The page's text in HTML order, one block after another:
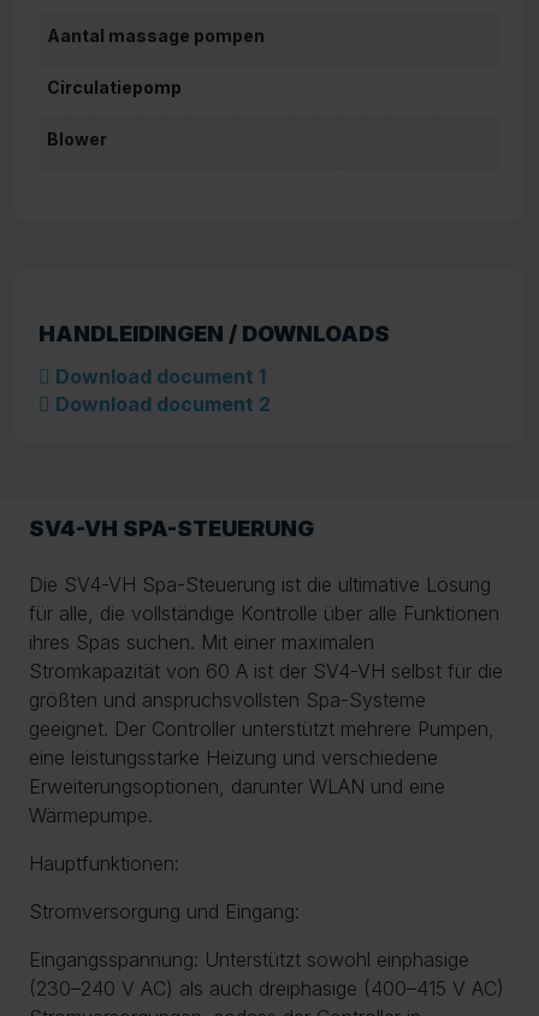
Aantal massage pompen
Circulatiepomp
Blower
HANDLEIDINGEN / DOWNLOADS
Download document 1
Download document 2
SV4-VH SPA-STEUERUNG
Die SV4-VH Spa-Steuerung ist die ultimative Lösung
für alle, die vollständige Kontrolle über alle Funktionen
ihres Spas suchen. Mit einer maximalen
Stromkapazität von 60 A ist der SV4-VH selbst für die
größten und anspruchsvollsten Spa-Systeme
geeignet. Der Controller unterstützt mehrere Pumpen,
eine leistungsstarke Heizung und verschiedene
Erweiterungsoptionen, darunter WLAN und eine
Wärmepumpe.
Hauptfunktionen:
Stromversorgung und Eingang:
Eingangsspannung: Unterstützt sowohl einphasige
(230–240 V AC) als auch dreiphasige (400–415 V AC)